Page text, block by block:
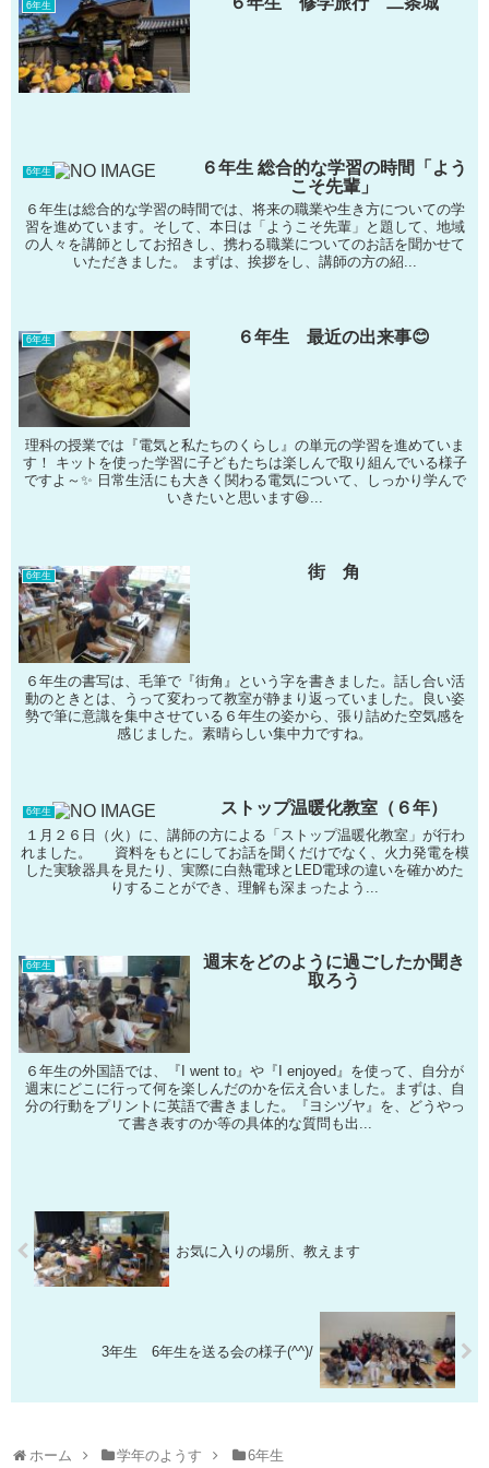
6年生
6年生
６年生 総合的な学習の時間「よう
こそ先輩」
６年生は総合的な学習の時間では、将来の職業や生き方についての学
習を進めています。そして、本日は「ようこそ先輩」と題して、地域
の人々を講師としてお招きし、携わる職業についてのお話を聞かせて
いただきました。 まずは、挨拶をし、講師の方の紹...
6年生 ６年生 最近の出来事😊
理科の授業では『電気と私たちのくらし』の単元の学習を進めていま
す！ キットを使った学習に子どもたちは楽しんで取り組んでいる様子
ですよ～✨ 日常生活にも大きく関わる電気について、しっかり学んで
いきたいと思います😆...
6年生 街 角
６年生の書写は、毛筆で『街角』という字を書きました。話し合い活
動のときとは、うって変わって教室が静まり返っていました。良い姿
勢で筆に意識を集中させている６年生の姿から、張り詰めた空気感を
感じました。素晴らしい集中力ですね。
6年生 ストップ温暖化教室（６年）
１月２６日（火）に、講師の方による「ストップ温暖化教室」が行わ
れました。 資料をもとにしてお話を聞くだけでなく、火力発電を模
した実験器具を見たり、実際に白熱電球とLED電球の違いを確かめた
りすることができ、理解も深まったよう...
6年生
週末をどのように過ごしたか聞き
取ろう
６年生の外国語では、『I went to』や『I enjoyed』を使って、自分が
週末にどこに行って何を楽しんだのかを伝え合いました。まずは、自
分の行動をプリントに英語で書きました。『ヨシヅヤ』を、どうやっ
て書き表すのか等の具体的な質問も出...
お気に入りの場所、教えます
3年生 6年生を送る会の様子(^^)/
ホーム 学年のようす 6年生